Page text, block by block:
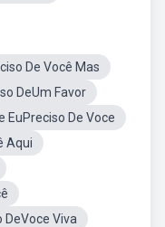
De Você Mas
DeUm Favor
EuPreciso De Voce
Aqui
DeVoce Viva